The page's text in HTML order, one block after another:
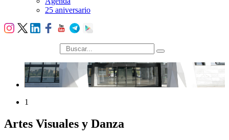
25 aniversario
búsqueda
1
Artes Visuales y Danza